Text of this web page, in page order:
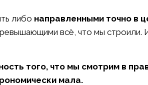
либо направленными точно в
всё, что мы строили.
того, что мы смотрим в
мала.